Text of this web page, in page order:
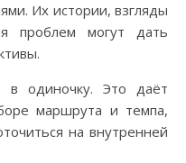
Их истории, взгляды
проблем могут дать
в одиночку. Это даёт
маршрута и темпа,
на внутренней